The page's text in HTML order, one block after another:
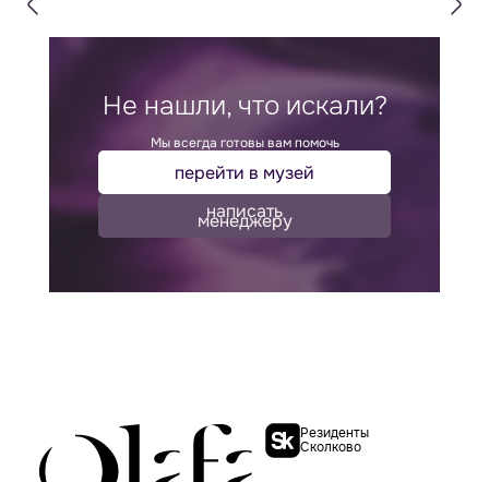
Не нашли, что искали?
Мы всегда готовы вам помочь
перейти в музей
написать
менеджеру
Резиденты
Сколково